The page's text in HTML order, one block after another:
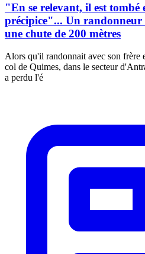
"En se relevant, il est tombé
précipice"... Un randonneur
une chute de 200 mètres
Alors qu'il randonnait avec son frère
col de Quimes, dans le secteur
a perdu l'é